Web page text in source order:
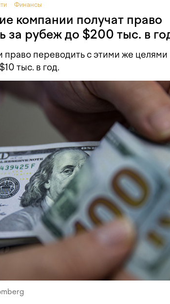
Финансы
компании получат право
за рубеж до $200 тыс. в
право переводить с этими же целями
тыс. в год.